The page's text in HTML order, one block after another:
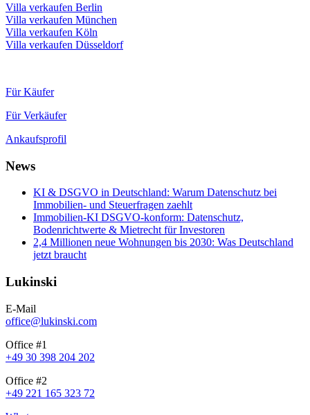
Villa verkaufen Berlin
Villa verkaufen München
Villa verkaufen Köln
Villa verkaufen Düsseldorf
Für Käufer
Für Verkäufer
Ankaufsprofil
News
KI & DSGVO in Deutschland: Warum Datenschutz bei
Immobilien- und Steuerfragen zaehlt
Immobilien-KI DSGVO-konform: Datenschutz,
Bodenrichtwerte & Mietrecht für Investoren
2,4 Millionen neue Wohnungen bis 2030: Was Deutschland
jetzt braucht
Lukinski
E-Mail
office@lukinski.com
Office #1
+49 30 398 204 202
Office #2
+49 221 165 323 72